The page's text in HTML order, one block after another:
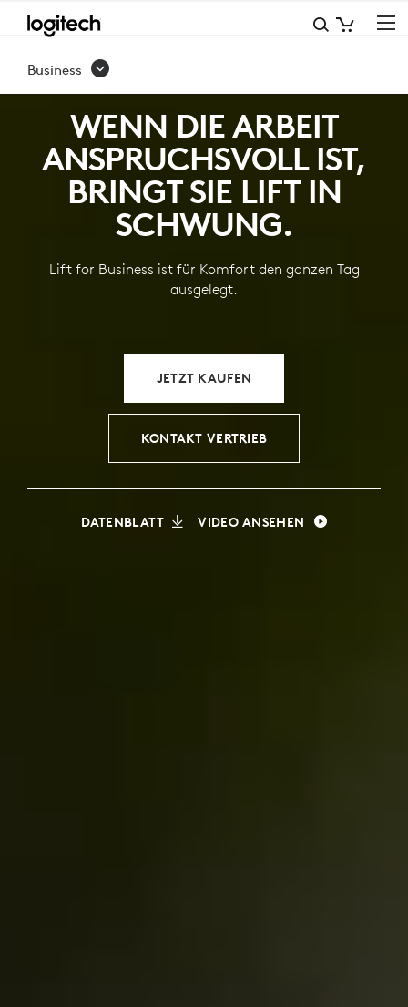
LIFT
FOR
BUSINESS
VERTIKALE
ERGONOMISCHE
Business
WENN DIE ARBEIT
ANSPRUCHSVOLL IST,
BRINGT SIE LIFT IN
SCHWUNG.
Lift for Business ist für Komfort den ganzen Tag
ausgelegt.
JETZT KAUFEN
KONTAKT VERTRIEB
DATENBLATT VIDEO ANSEHEN